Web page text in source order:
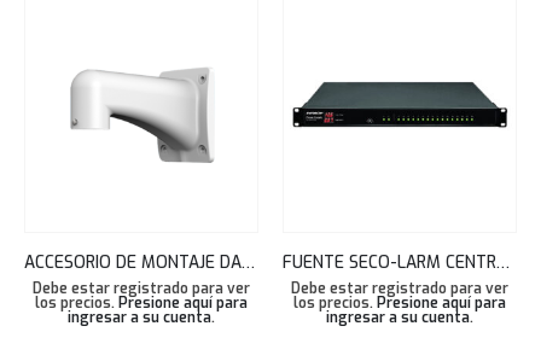
ACCESORIO DE MONTAJE DAHUA SOPORTE PARA PARED DH-PFB303W-SG
Debe estar registrado para ver
los precios. Presione aquí para
ingresar a su cuenta.
FUENTE SECO-LARM CENTRALIZADA MONTAJE RACK 18 SALIDAS 20A 1U PH-U1820-PULQ
Debe estar registrado para ver
los precios. Presione aquí para
ingresar a su cuenta.